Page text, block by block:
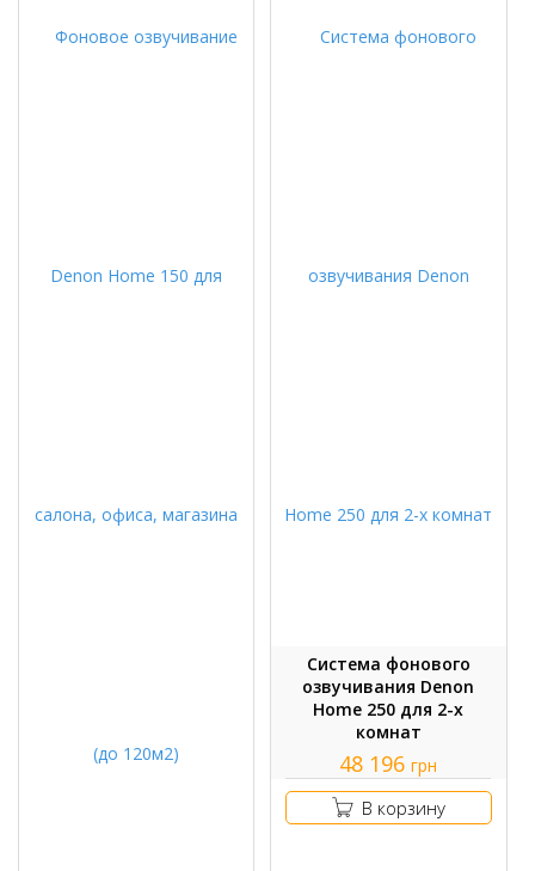
Система фонового
озвучивания Denon
Home 250 для 2-х
комнат
48 196 грн
В корзину